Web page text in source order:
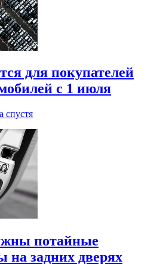
для покупателей
с 1 июля
спустя
потайные
на задних дверях